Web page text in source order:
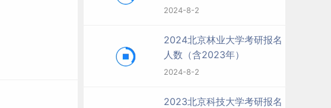
2024-8-2
2024北京林业大学考研报名
人数（含2023年）
2024-8-2
2023北京科技大学考研报名